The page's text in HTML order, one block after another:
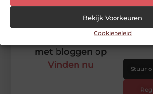
Bekijk Voorkeuren
Cookiebeleid
Begin vandaag nog
met bloggen op
Vinden nu
Stuur